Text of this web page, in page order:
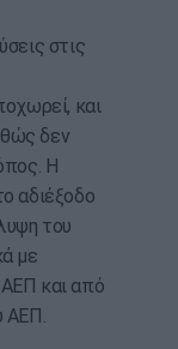
στις
και
δεν
Η
αδιέξοδο
του
με
και από
ΑΕΠ.